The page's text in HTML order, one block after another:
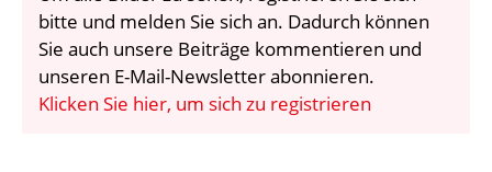
BIBLIOTHEK
KRAN & BÜHNE
bitte und melden Sie sich an. Dadurch können
Sie auch unsere Beiträge kommentieren und
unseren E-Mail-Newsletter abonnieren.
Klicken Sie hier, um sich zu registrieren